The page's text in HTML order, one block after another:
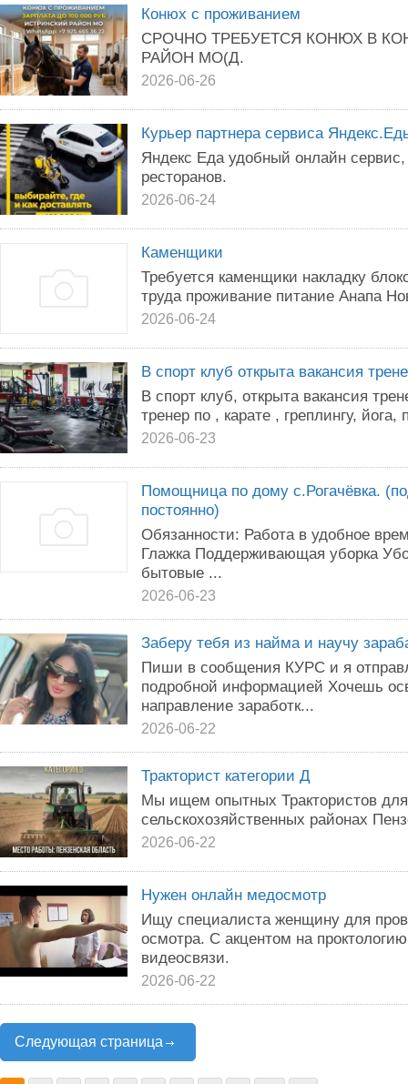
Конюх с проживанием
СРОЧНО ТРЕБУЕТСЯ КОНЮХ В
РАЙОН МО(Д.
2026-06-26
Курьер партнера сервиса
Яндекс Еда удобный онлайн
ресторанов.
2026-06-24
Каменщики
Требуется каменщики накладку
труда проживание питание Анапа
2026-06-24
В спорт клуб открыта вакансия
В спорт клуб, открыта вакансия
тренер по , карате , греплингу, йога,
2026-06-23
Помощница по дому с.Рогачёвка.
постоянно)
Обязанности: Работа в удобное
Глажка Поддерживающая уборка
бытовые ...
2026-06-23
Заберу тебя из найма и научу
Пиши в сообщения КУРС и я
подробной информацией Хочешь
направление заработк...
2026-06-22
Тракторист категории Д
Мы ищем опытных Трактористов
сельскохозяйственных районах
2026-06-22
Нужен онлайн медосмотр
Ищу специалиста женщину для
осмотра. С акцентом на
видеосвязи.
2026-06-22
Следующая страница